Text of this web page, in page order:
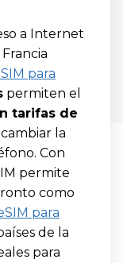
a Internet
para
permiten el
tarifas de
la
Con
permite
como
para
de la
para